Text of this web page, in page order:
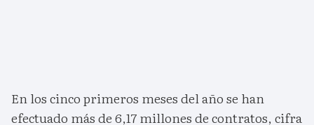
En los cinco primeros meses del año se han
efectuado más de 6,17 millones de contratos, cifra